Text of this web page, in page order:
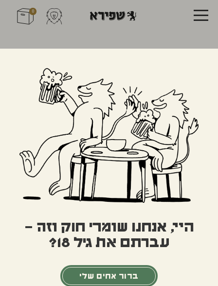
0
הרכיבו לכם את המארז עם הבירות האהובות עליכם
בירה קבועה
Pale Ale
בירה קבועה
היי, אנחנו שומרי חוק וזה –
עברתם את גיל 18?
ברור אחים שלי